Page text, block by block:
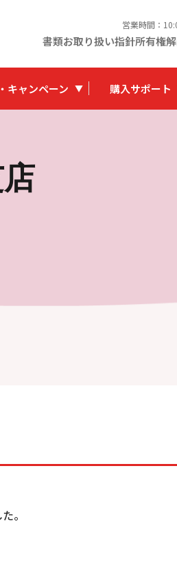
営業時間：
書類お取り扱い指針所有権
キャンペーン 購入サポート
。